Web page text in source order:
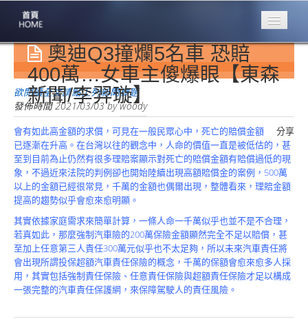
專業豐林
Professional
保險大家談
1386集
台灣商業保險
第一品牌
關於豐林
About
服務項目
Service
火災保額
估算系統
商品簡介
奧迪Q3撞爛5名車 恐賠
400萬…女車主傻爆眼【東森
新聞/李羿璇】
欲閱讀全文請點上列新聞標題
發佈時間2021/03/03bywoody
分享
會有如此高金額的求償，可見在一般民眾心中，死亡的賠償金額
已逐漸在升高。在台灣以往的觀念中，人命的價值一直是被低估的，甚
至到目前為止仍然有很多理賠案顯示對死亡的賠償金額有賠償過低的現
象，不過近來法院的判例卻也開始陸續出現高額賠償金的案例，500萬
以上的金額已經很常見，千萬的金額也偶爾出現，整體看來，理賠金額
提高的趨勢似乎會愈來愈明顯。
其實依據家庭需求來簡單計算，一條人命一千萬似乎也並不是不合理，
若真如此，那麼強制汽車險的200萬保險金額顯然完全不足以賠償，甚
至加上任意第三人責任300萬元似乎也不太足夠，所以未來汽車責任將
會出現所謂投保超額汽車責任保險的概念，千萬的保額會愈來愈多人採
用，其實包括強制責任保險、任意責任保險與超額責任保險才足以構成
一張完整的汽車責任保護網，來保障駕駛人的責任風險。